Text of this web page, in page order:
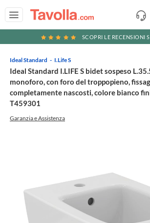
SCOPRI LE RECENSIONI
Ideal Standard I.Life S
Ideal Standard I.LIFE S bidet sospeso
monoforo, con foro del troppopieno,
completamente nascosti, colore bianco
T459301
Garanzia e Assistenza